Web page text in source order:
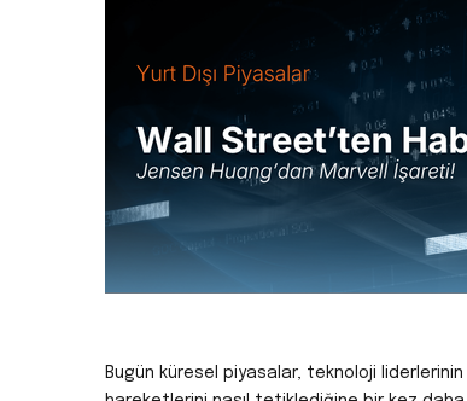
Bugün küresel piyasalar, teknoloji liderlerinin